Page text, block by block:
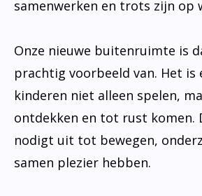
samenwerken en trots zijn op
Onze nieuwe buitenruimte is
prachtig voorbeeld van. Het is
kinderen niet alleen spelen,
ontdekken en tot rust komen.
nodigt uit tot bewegen,
samen plezier hebben.